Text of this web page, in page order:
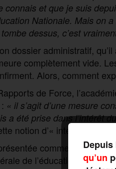
connais et que je suis
Nationale. Mais on
dessus, c’est
dossier administratif,
complètement vide.
Alors, comment
de Force,
« il s’agit d’une mesure
a été prise dans l’intérêt
notion d’« intérêt du
comme la
de l’éducation, du
Depuis
qu’un